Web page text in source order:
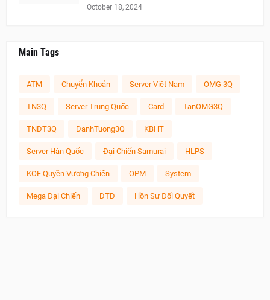
October 18, 2024
Main Tags
ATM Chuyển Khoản Server Việt Nam OMG 3Q
TN3Q Server Trung Quốc Card TanOMG3Q
TNDT3Q DanhTuong3Q KBHT
Server Hàn Quốc Đại Chiến Samurai HLPS
KOF Quyền Vương Chiến OPM System
Mega Đại Chiến DTD Hồn Sư Đối Quyết